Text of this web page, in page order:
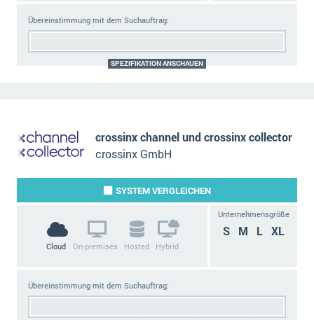
Übereinstimmung mit dem Suchauftrag:
SPEZIFIKATION ANSCHAUEN
crossinx channel und crossinx collector
crossinx GmbH
SYSTEMVERGLEICHEN
Cloud On-premises Hosted Hybrid
Unternehmensgröße
S M L XL
Übereinstimmung mit dem Suchauftrag: